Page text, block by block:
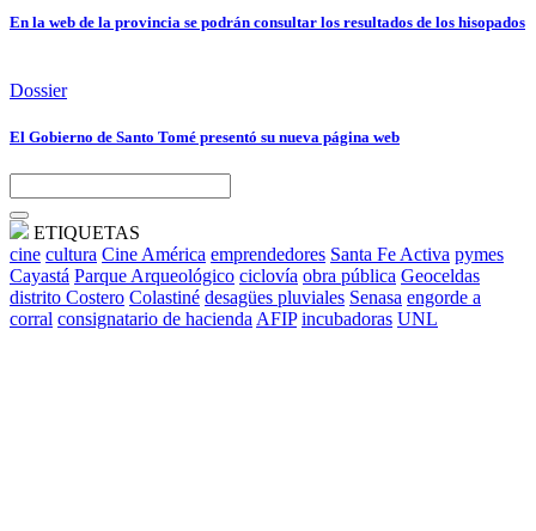
En la web de la provincia se podrán consultar los resultados de los hisopados
Dossier
El Gobierno de Santo Tomé presentó su nueva página web
ETIQUETAS
cine cultura Cine América emprendedores Santa Fe Activa pymes
Cayastá Parque Arqueológico ciclovía obra pública Geoceldas
distrito Costero Colastiné desagües pluviales Senasa engorde a
corral consignatario de hacienda AFIP incubadoras UNL